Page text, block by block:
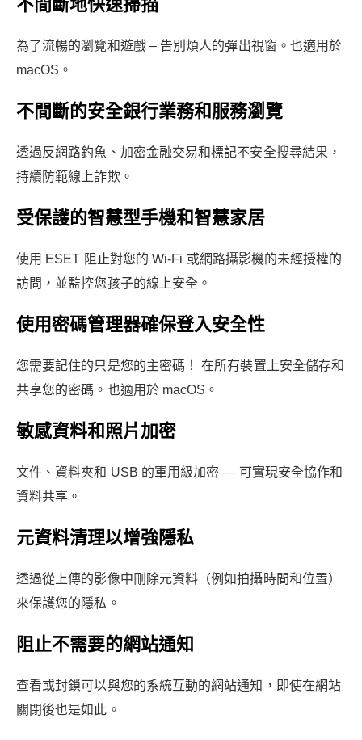
不間斷地快速掃描
為了流暢的瀏覽和遊戲 – 告別煩人的彈出視窗。也適用於
macOS。
不間斷的安全銀行業務和服務瀏覽
透過反網路釣魚、加密金融交易和標記不安全搜尋結果，
持續防範線上詐欺。
受保護的智慧型手機和智慧家居
使用 ESET 阻止對您的 Wi-Fi 或網路攝影機的未經授權的
訪問，並監控您孩子的線上安全。
使用密碼管理器確保登入安全性
您需要記住的只是您的主密碼！ 在所有裝置上安全儲存和
共享您的密碼。也適用於 macOS。
敏感資料和照片加密
文件、資料夾和 USB 的軍用級加密 — 可實現安全協作和
資料共享。
元資料清理以增強隱私
透過從上傳的影像中刪除元資料（例如拍攝時間和位置）
來保護您的隱私。
阻止不需要的網站通知
查看或封鎖可以與您的系統互動的網站通知，即使在網站
關閉後也是如此。